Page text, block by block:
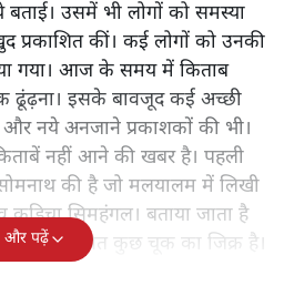
बताई। उसमें भी लोगों को समस्या
प्रकाशित कीं। कई लोगों को उनकी
गया। आज के समय में किताब
ढूंढ़ना। इसके बावजूद कई अच्छी
नये अनजाने प्रकाशकों की भी।
नहीं आने की खबर है। पहली
की है जो मलयालम में लिखी
सिमहंगल। बताया जाता है
से संबंधित कुछ चूक का जिक्र है।
और पढ़ें